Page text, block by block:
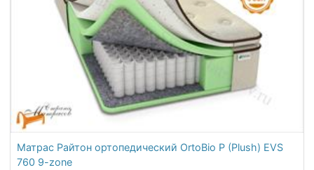
Матрас Райтон ортопедический OrtoBio P (Plush) EVS
760 9-zone